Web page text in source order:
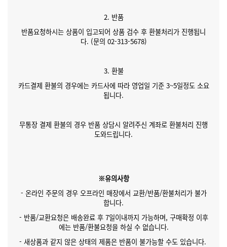
2. 반품
반품요청하시는 상품이 입고되어 상품 검수 후 환불처리가 진행됩니
다. (문의 02-313-5678)
3. 환불
카드결제 환불의 경우에는 카드사에 따라 영업일 기준 3~5일정도 소요
됩니다.
무통장 결제 환불의 경우 반품 상담시 알려주신 계좌로 환불처리 진행
도와드립니다.
※유의사항
- 온라인 주문의 경우 오프라인 매장에서 교환/반품/환불처리가 불가
합니다.
- 반품/교환요청은 배송완료 후 7일이내까지 가능하며, 구매확정 이후
에는 반품/환불요청을 하실 수 없습니다.
- 새상품과 같지 않은 상태의 제품은 반품이 불가능할 수도 있습니다.